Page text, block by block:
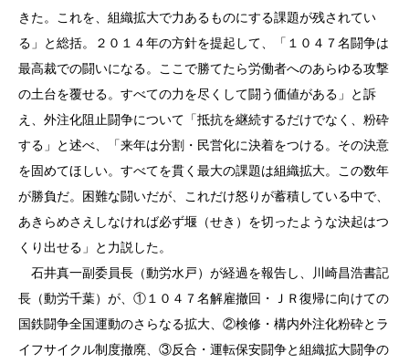
きた。これを、組織拡大で力あるものにする課題が残されてい
る」と総括。２０１４年の方針を提起して、「１０４７名闘争は
最高裁での闘いになる。ここで勝てたら労働者へのあらゆる攻撃
の土台を覆せる。すべての力を尽くして闘う価値がある」と訴
え、外注化阻止闘争について「抵抗を継続するだけでなく、粉砕
する」と述べ、「来年は分割・民営化に決着をつける。その決意
を固めてほしい。すべてを貫く最大の課題は組織拡大。この数年
が勝負だ。困難な闘いだが、これだけ怒りが蓄積している中で、
あきらめさえしなければ必ず堰（せき）を切ったような決起はつ
くり出せる」と力説した。
石井真一副委員長（動労水戸）が経過を報告し、川崎昌浩書記
長（動労千葉）が、①１０４７名解雇撤回・ＪＲ復帰に向けての
国鉄闘争全国運動のさらなる拡大、②検修・構内外注化粉砕とラ
イフサイクル制度撤廃、③反合・運転保安闘争と組織拡大闘争の